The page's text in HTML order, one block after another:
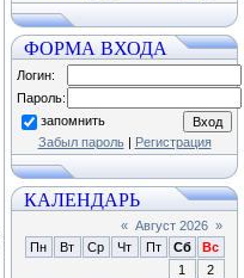
ФОРМА ВХОДА
Логин:
Пароль:
запомнить
Забыл пароль| Регистрация
КАЛЕНДАРЬ
« Август 2026 »
Пн
Вт Ср Чт Пт Сб
Вс
1
2